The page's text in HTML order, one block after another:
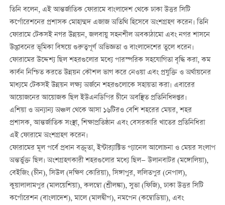
তিনি বলেন, এই আন্তর্জাতিক ফোরামে বাংলাদেশ থেকে ঢাকা উত্তর সিটি
কর্পোরেশনের প্রশাসক মোহাম্মদ এজাজ অতিথি হিসেবে অংশগ্রহণ করেন। তিনি
ফোরামে টেকসই নগর উন্নয়ন, জলবায়ু সহনশীল অবকাঠামো এবং নগর শাসনে
উদ্ভাবনের ভূমিকা বিষয়ে গুরুত্বপূর্ণ অভিজ্ঞতা ও বাংলাদেশের তুলে ধরেন।
ফোরামের উদ্দেশ্য ছিল শহরগুলোর মধ্যে পারস্পরিক সহযোগিতা বৃদ্ধি করা, কম
কার্বন নিশ্চিত করতে উন্নয়ন কৌশল ভাগ করে নেওয়া এবং প্রযুক্তি ও অর্থায়নের
মাধ্যমে টেকসই উন্নয়ন লক্ষ্য অর্জনে শহরগুলোকে সহায়তা করা। এবারের
আয়োজনের আয়োজক ছিল ইউএনডিপির চীনে অবস্থিত প্রতিনিধিদপ্তর।
এশিয়া ও অন্যান্য অঞ্চল থেকে আসা ১৬টিরও বেশি শহরের মেয়র, শহর
প্রশাসক, আন্তর্জাতিক সংস্থা, শিক্ষাপ্রতিষ্ঠান এবং বেসরকারি খাতের প্রতিনিধিরা
এই ফোরামে অংশগ্রহণ করেন।
ফোরামের মূল পর্বে প্রধান বক্তৃতা, ইন্টার‌্যাক্টিভ প্যানেল আলোচনা ও মেয়র সংলাপ
অন্তর্ভুক্ত ছিল। অংশগ্রহণকারী শহরগুলোর মধ্যে ছিল— উলানবাটর (মঙ্গোলিয়া),
বেইজিং (চীন), সিউল (দক্ষিণ কোরিয়া), সিঙ্গাপুর, ললিতপুর (নেপাল),
কুয়ালালামপুর (মালয়েশিয়া), কলম্বো (শ্রীলঙ্কা), সুভা (ফিজি), ঢাকা উত্তর সিটি
কর্পোরেশন (বাংলাদেশ), মালে (মালদ্বীপ), নমপেন (কম্বোডিয়া), এবং